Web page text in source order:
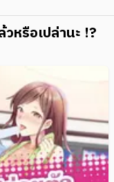
หรือเปล่านะ !?